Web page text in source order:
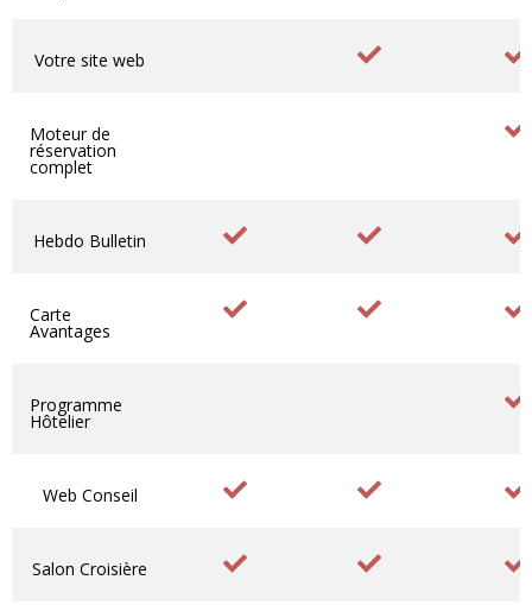
Votre site web
Moteur de
réservation
complet
Hebdo Bulletin
Carte
Avantages
Programme
Hôtelier
Web Conseil
Salon Croisière